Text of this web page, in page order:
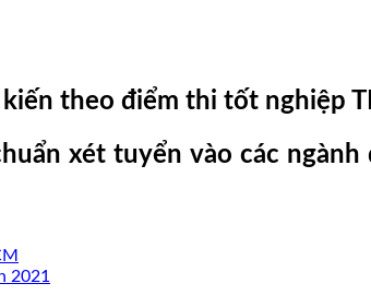
theo điểm thi tốt nghiệp
xét tuyển vào các
2021